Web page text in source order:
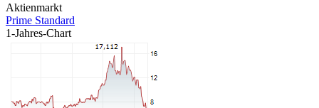
Aktienmarkt
Prime Standard
1-Jahres-Chart